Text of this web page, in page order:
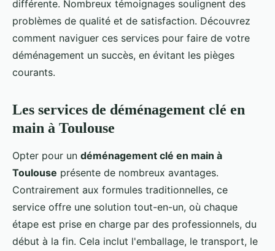
différente. Nombreux témoignages soulignent des
problèmes de qualité et de satisfaction. Découvrez
comment naviguer ces services pour faire de votre
déménagement un succès, en évitant les pièges
courants.
Les services de déménagement clé en
main à Toulouse
Opter pour un déménagement clé en main à
Toulouse présente de nombreux avantages.
Contrairement aux formules traditionnelles, ce
service offre une solution tout-en-un, où chaque
étape est prise en charge par des professionnels, du
début à la fin. Cela inclut l'emballage, le transport, le